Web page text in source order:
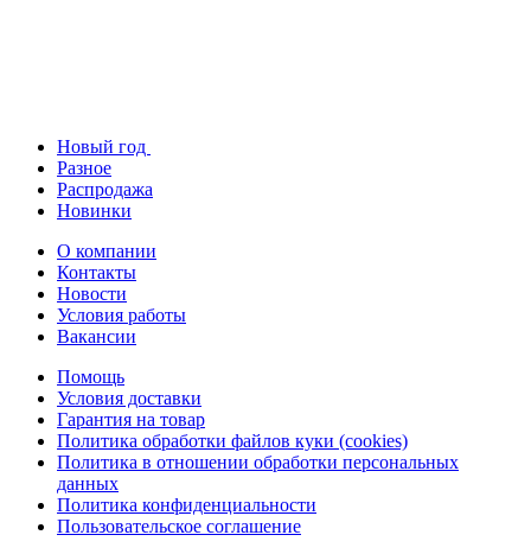
Новый год
Разное
Распродажа
Новинки
О компании
Контакты
Новости
Условия работы
Вакансии
Помощь
Условия доставки
Гарантия на товар
Политика обработки файлов куки (cookies)
Политика в отношении обработки персональных
данных
Политика конфиденциальности
Пользовательское соглашение